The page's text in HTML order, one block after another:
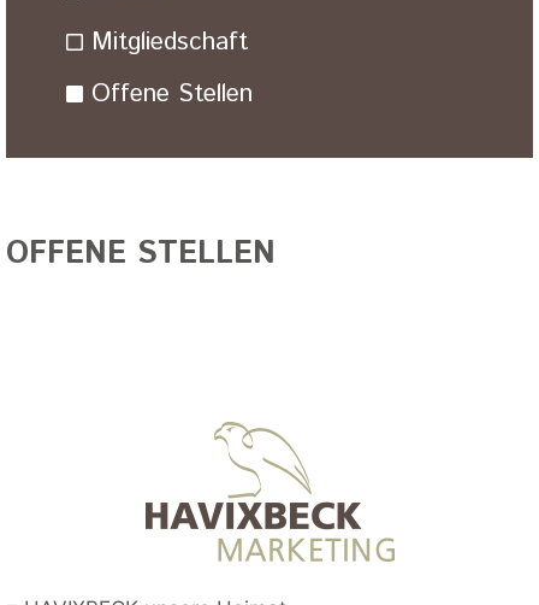
Mitgliedschaft
Offene Stellen
OFFENE STELLEN